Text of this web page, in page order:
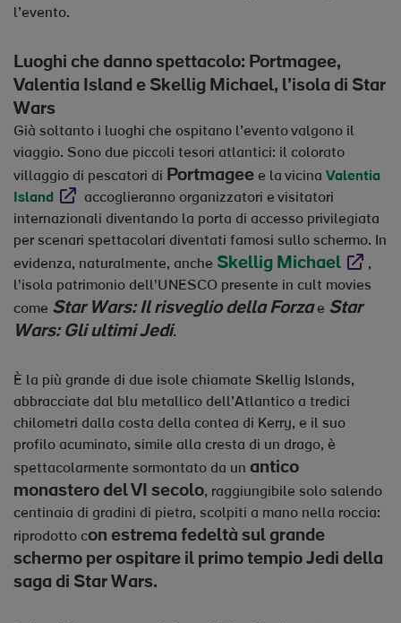
l’evento.
Luoghi che danno spettacolo: Portmagee,
Valentia Island e Skellig Michael, l’isola di Star
Wars
Già soltanto i luoghi che ospitano l’evento valgono il
viaggio. Sono due piccoli tesori atlantici: il colorato
villaggio di pescatori di Portmagee e la vicina Valentia
Island
Opens in new window
accoglieranno organizzatori e visitatori
internazionali diventando la porta di accesso privilegiata
per scenari spettacolari diventati famosi sullo schermo. In
evidenza, naturalmente, anche Skellig Michael Opens
,
l'isola patrimonio dell'UNESCO presente in cult movies
come Star Wars: Il risveglio della Forzae Star
Wars: Gli ultimi Jedi.
È la più grande di due isole chiamate Skellig Islands,
abbracciate dal blu metallico dell’Atlantico a tredici
chilometri dalla costa della contea di Kerry, e il suo
profilo acuminato, simile alla cresta di un drago, è
spettacolarmente sormontato da un antico
monastero delVI secolo, raggiungibile solo salendo
centinaia di gradini di pietra, scolpiti a mano nella roccia:
riprodotto con estrema fedeltà sul grande
schermo per ospitare il primo tempio Jedi della
saga di Star Wars.